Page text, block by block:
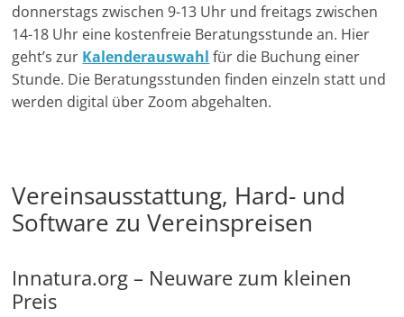
donnerstags zwischen 9-13 Uhr und freitags zwischen
14-18 Uhr eine kostenfreie Beratungsstunde an. Hier
geht’s zur Kalenderauswahl für die Buchung einer
Stunde. Die Beratungsstunden finden einzeln statt und
werden digital über Zoom abgehalten.
Vereinsausstattung, Hard- und
Software zu Vereinspreisen
Innatura.org – Neuware zum kleinen
Preis